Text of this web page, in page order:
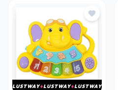
LUSTWAY LUSTWAY LUSTWAY